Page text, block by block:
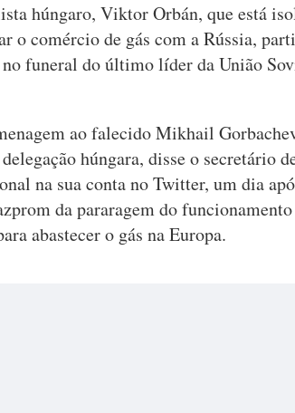
húngaro, Viktor Orbán, que está
o comércio de gás com a Rússia,
funeral do último líder da União
ao falecido Mikhail
húngara, disse o secretário
na sua conta no Twitter, um dia
da pararagem do
abastecer o gás na Europa.